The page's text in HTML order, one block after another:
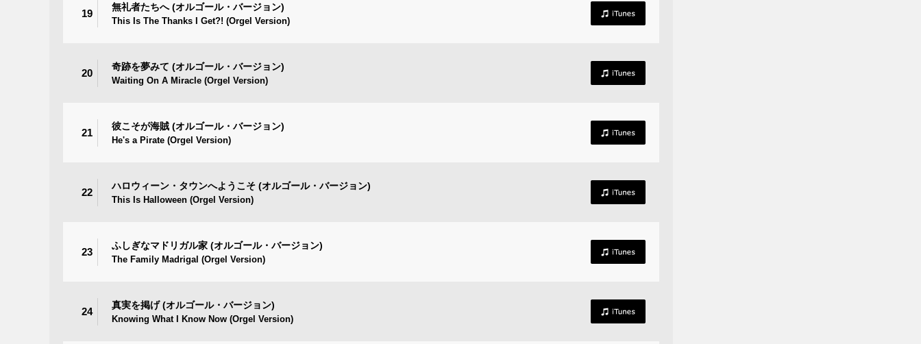
19
無礼者たちへ (オルゴール・バージョン)
This Is The Thanks I Get?! (Orgel Version)
20
奇跡を夢みて (オルゴール・バージョン)
Waiting On A Miracle (Orgel Version)
21
彼こそが海賊 (オルゴール・バージョン)
He's a Pirate (Orgel Version)
22
ハロウィーン・タウンへようこそ (オルゴール・バージョン)
This Is Halloween (Orgel Version)
23
ふしぎなマドリガル家 (オルゴール・バージョン)
The Family Madrigal (Orgel Version)
24
真実を掲げ (オルゴール・バージョン)
Knowing What I Know Now (Orgel Version)